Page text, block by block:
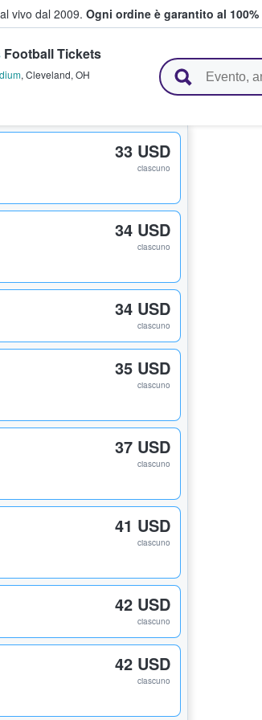
vivo dal 2009. Ogni ordine è garantito al 100%
biglietti
Football Tickets
, Cleveland, OH
33 USD
ciascuno
34 USD
ciascuno
34 USD
ciascuno
35 USD
ciascuno
37 USD
ciascuno
41 USD
ciascuno
42 USD
ciascuno
42 USD
ciascuno